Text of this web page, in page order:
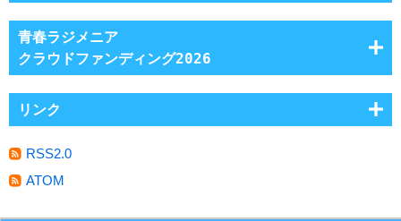
青春ラジメニア
クラウドファンディング2026
リンク
RSS2.0
ATOM